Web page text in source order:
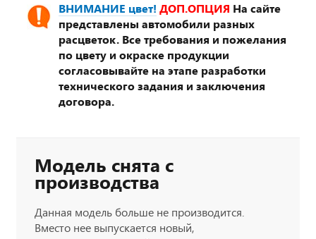
ВНИМАНИЕ цвет! ДОП.ОПЦИЯ На сайте
представлены автомобили разных
расцветок. Все требования и пожелания
по цвету и окраске продукции
согласовывайте на этапе разработки
технического задания и заключения
договора.
Модель снята с
производства
Данная модель больше не производится.
Вместо нее выпускается новый,